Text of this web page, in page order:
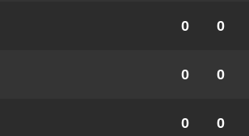
0 0
0 0
0 0